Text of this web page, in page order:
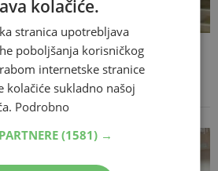
Studij komparativne
kolačiće.
stranica upotrebljava
poboljšanja korisničkog
internetske stranice
kolačiće sukladno našoj
Podrobno
(1581) →